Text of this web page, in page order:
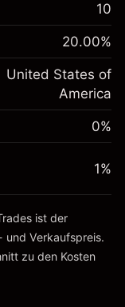
-0.000654
%
(-$0.03)
10
20.00%
United States of
America
0%
1%
ist der
und Verkaufspreis.
zu den Kosten